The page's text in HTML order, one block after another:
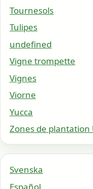
Tournesols
Tulipes
undefined
Vigne trompette
Vignes
Viorne
Yucca
Zones de plantation
Svenska
Español